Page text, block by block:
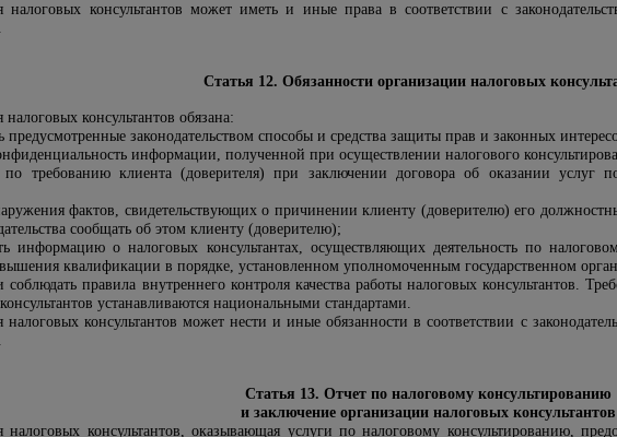
налоговых консультантов может иметь и иные права в соответствии с
Статья 12. Обязанности организации налоговых
консультантов обязана:
предусмотренные законодательством способы и средства защиты прав и законных
информации, полученной при осуществлении налогового
по требованию клиента (доверителя) при заключении договора об оказании услуг
фактов, свидетельствующих о причинении клиенту (доверителю) его
сообщать об этом клиенту (доверителю);
информацию о налоговых консультантах, осуществляющих деятельность по
квалификации в порядке, установленном уполномоченным государственном
соблюдать правила внутреннего контроля качества работы налоговых консультантов.
устанавливаются национальными стандартами.
налоговых консультантов может нести и иные обязанности в соответствии с
Статья 13. Отчет по налоговому консультированию
и заключение организации налоговых консультантов
налоговых консультантов, оказывающая услуги по налоговому консультированию,